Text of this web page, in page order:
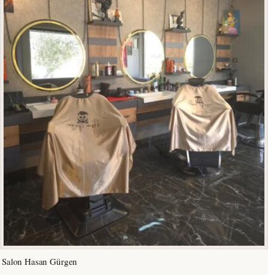
Salon Hasan Gürgen